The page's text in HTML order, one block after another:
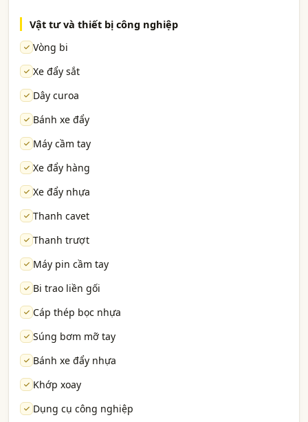
Vật tư và thiết bị công nghiệp
Vòng bi
Xe đẩy sắt
Dây curoa
Bánh xe đẩy
Máy cầm tay
Xe đẩy hàng
Xe đẩy nhựa
Thanh cavet
Thanh trượt
Máy pin cầm tay
Bi trao liền gối
Cáp thép bọc nhựa
Súng bơm mỡ tay
Bánh xe đẩy nhựa
Khớp xoay
Dụng cụ công nghiệp